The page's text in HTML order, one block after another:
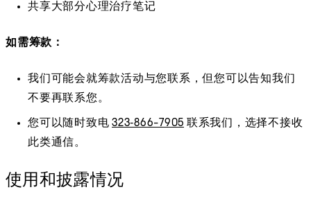
共享大部分心理治疗笔记
如需筹款：
我们可能会就筹款活动与您联系，但您可以告知我们
不要再联系您。
您可以随时致电 323‑866-7905 联系我们，选择不接收
此类通信。
使用和披露情况